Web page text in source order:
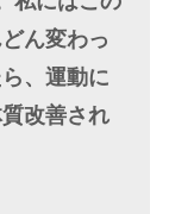
ん変わっ
、運動に
改善され